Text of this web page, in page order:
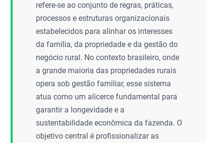
refere-se ao conjunto de regras, práticas,
processos e estruturas organizacionais
estabelecidos para alinhar os interesses
da família, da propriedade e da gestão do
negócio rural. No contexto brasileiro, onde
a grande maioria das propriedades rurais
opera sob gestão familiar, esse sistema
atua como um alicerce fundamental para
garantir a longevidade e a
sustentabilidade econômica da fazenda. O
objetivo central é profissionalizar as